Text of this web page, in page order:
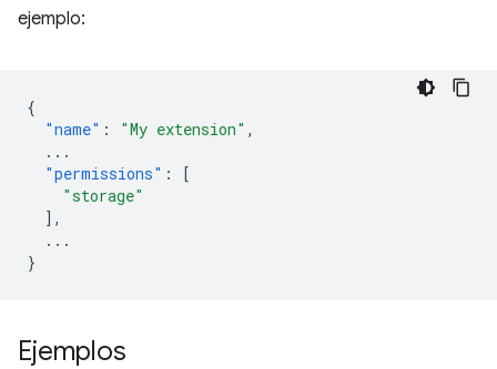
ejemplo:
{
"name" : "My extension" ,
...
"permissions" :
[
"storage"
],
...
}
Ejemplos